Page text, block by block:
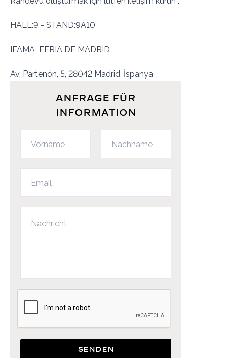
HALL:9 - STAND:9A10
IFAMA FERIA DE MADRID
Av. Partenón, 5, 28042 Madrid, İspanya
ANFRAGE FÜR
INFORMATION
Senden